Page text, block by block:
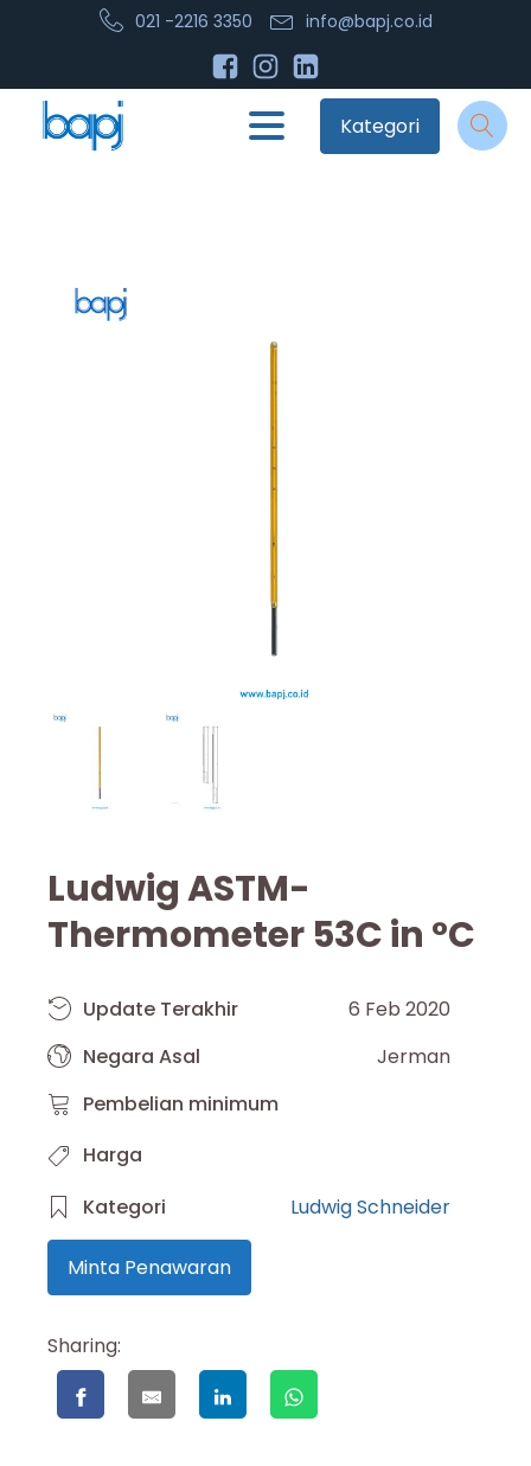
021 -2216 3350 info@bapj.co.id
Kategori
Ludwig ASTM-
Thermometer 53C in °C
Update Terakhir
6 Feb 2020
Negara Asal
Jerman
Pembelian minimum
Harga
Kategori
Ludwig Schneider
Minta Penawaran
Sharing: